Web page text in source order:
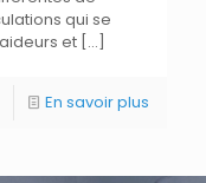
qui se
et […]
En savoir plus